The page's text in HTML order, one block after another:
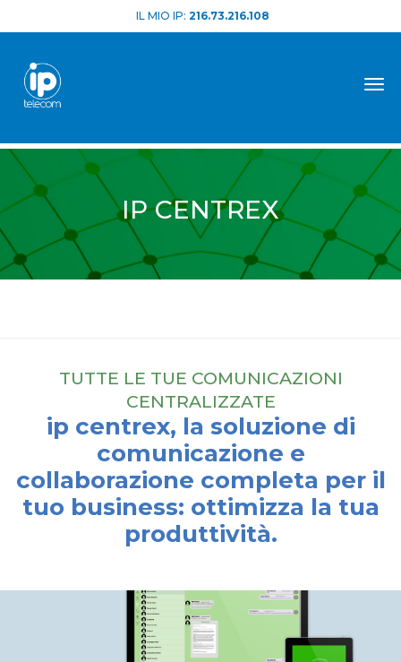
IL MIO IP: 216.73.216.108
IP CENTREX
TUTTE LE TUE COMUNICAZIONI
CENTRALIZZATE
ip centrex, la soluzione di
comunicazione e
collaborazione completa per il
tuo business: ottimizza la tua
produttività.